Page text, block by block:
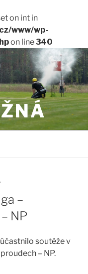
on int in
www/wp-
on line340
–
NP
soutěže v
– NP.